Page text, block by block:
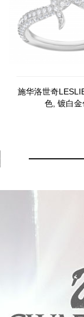
施华洛世奇
色, 镀白金